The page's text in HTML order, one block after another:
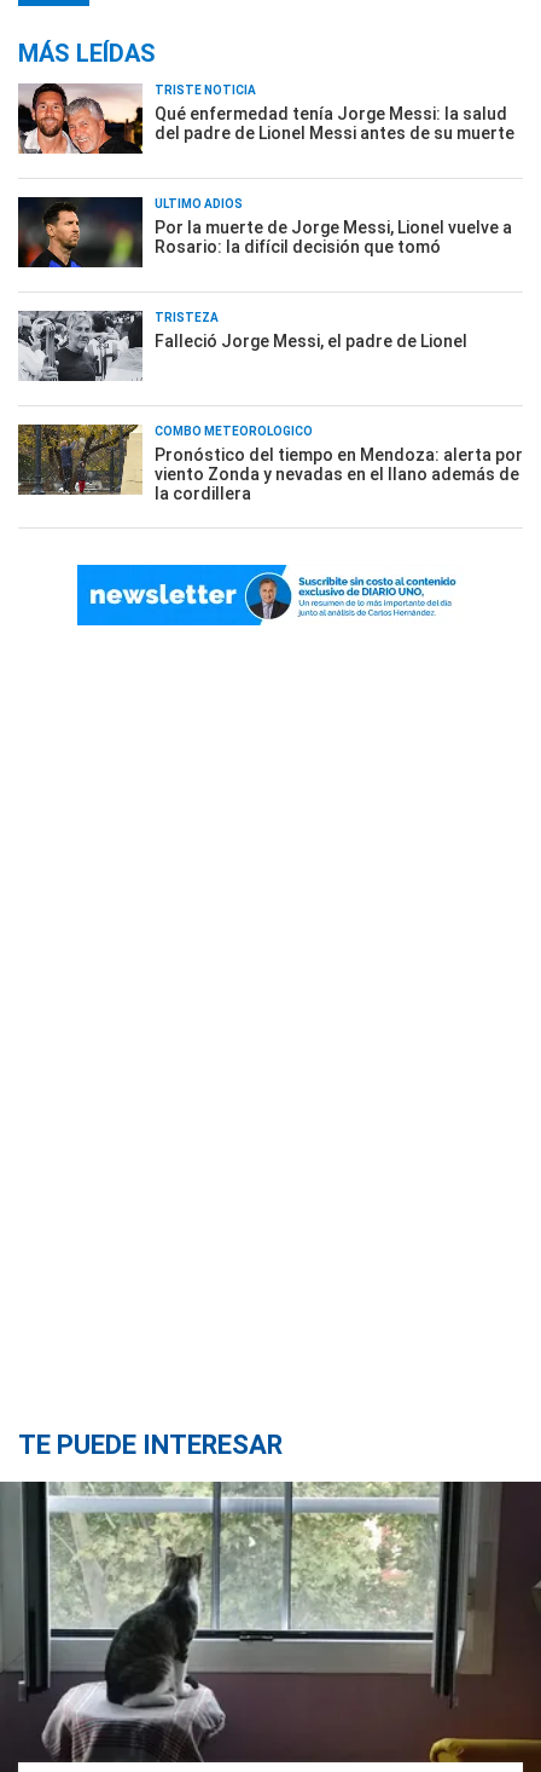
MÁS LEÍDAS
TRISTE NOTICIA
Qué enfermedad tenía Jorge Messi: la salud
del padre de Lionel Messi antes de su muerte
ÚLTIMO ADIÓS
Por la muerte de Jorge Messi, Lionel vuelve a
Rosario: la difícil decisión que tomó
TRISTEZA
Falleció Jorge Messi, el padre de Lionel
COMBO METEOROLÓGICO
Pronóstico del tiempo en Mendoza: alerta por
viento Zonda y nevadas en el llano además de
la cordillera
TE PUEDE INTERESAR